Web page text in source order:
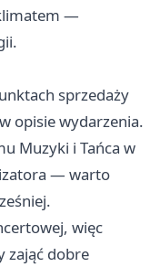
—
sprzedaży
opisie wydarzenia.
Muzyki i Tańca w
— warto
więc
zająć dobre